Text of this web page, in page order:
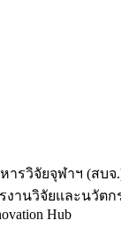
ารวิจัยจุฬาฯ (สบจ
งานวิจัยและนวัตก
Hub